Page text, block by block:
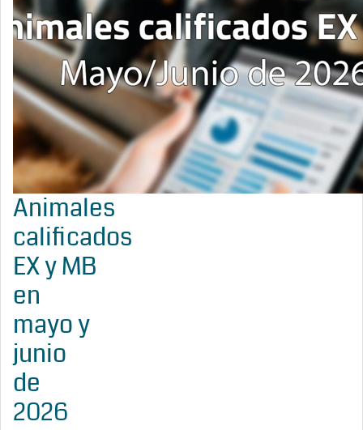
Animales
calificados
EX y MB
en
mayo y
junio
de
2026